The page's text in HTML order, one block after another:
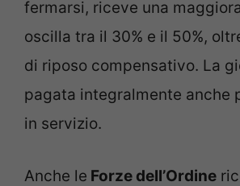
fermarsi, riceve una
oscilla tra il 30% e il 50%,
di riposo compensativo. La
pagata integralmente anche
in servizio.
Anche le Forze dell’Ordine